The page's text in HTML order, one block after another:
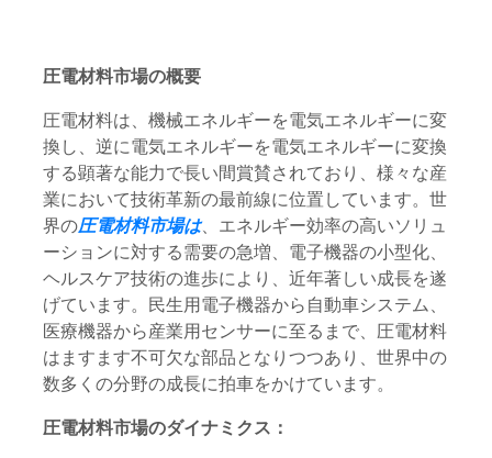
圧電材料市場の概要
圧電材料は、機械エネルギーを電気エネルギーに変
換し、逆に電気エネルギーを電気エネルギーに変換
する顕著な能力で長い間賞賛されており、様々な産
業において技術革新の最前線に位置しています。世
界の圧電材料市場は、エネルギー効率の高いソリュ
ーションに対する需要の急増、電子機器の小型化、
ヘルスケア技術の進歩により、近年著しい成長を遂
げています。民生用電子機器から自動車システム、
医療機器から産業用センサーに至るまで、圧電材料
はますます不可欠な部品となりつつあり、世界中の
数多くの分野の成長に拍車をかけています。
圧電材料市場のダイナミクス：